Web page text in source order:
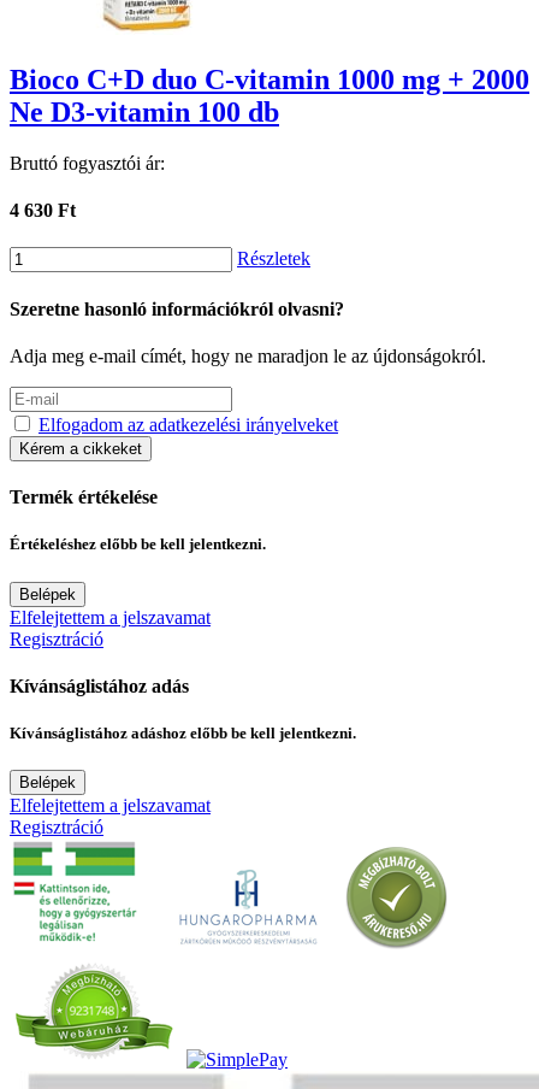
Bioco C+D duo C-vitamin 1000 mg + 2000
Ne D3-vitamin 100 db
Bruttó fogyasztói ár:
4 630 Ft
Részletek
Szeretne hasonló információkról olvasni?
Adja meg e-mail címét, hogy ne maradjon le az újdonságokról.
Elfogadom az adatkezelési irányelveket
Kérem a cikkeket
Termék értékelése
Értékeléshez előbb be kell jelentkezni.
Belépek
Elfelejtettem a jelszavamat
Regisztráció
Kívánságlistához adás
Kívánságlistához adáshoz előbb be kell jelentkezni.
Belépek
Elfelejtettem a jelszavamat
Regisztráció